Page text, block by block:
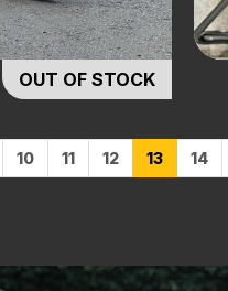
OUT OF STOCK
10 11 12 13 14